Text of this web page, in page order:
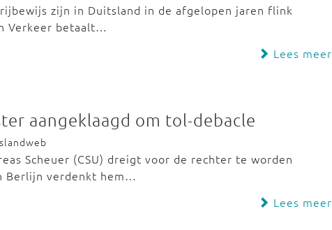
zijn in Duitsland in de afgelopen jaren flink
Verkeer betaalt…
Lees meer
aangeklaagd om tol-debacle
Scheuer (CSU) dreigt voor de rechter te worden
Berlijn verdenkt hem…
Lees meer